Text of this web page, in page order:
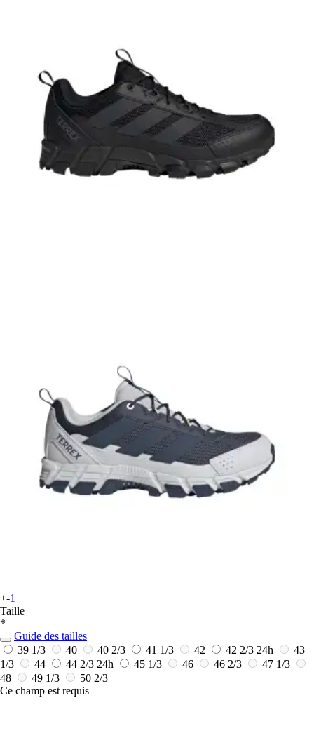
+-1
Taille
*
Guide des tailles
39 1/3
40 40 2/3 41 1/3 42 42 2/3 24h
43
1/3
44 44 2/3 24h 45 1/3 46 46 2/3
47 1/3
48
49 1/3
50 2/3
Ce champ est requis